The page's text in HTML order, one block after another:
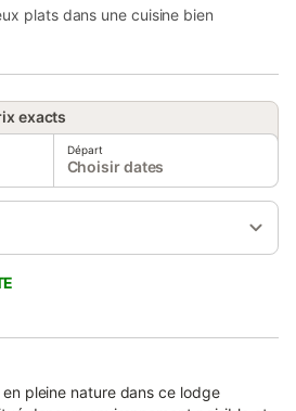
plats dans une cuisine bien
exacts
Départ
Choisir dates
pleine nature dans ce lodge